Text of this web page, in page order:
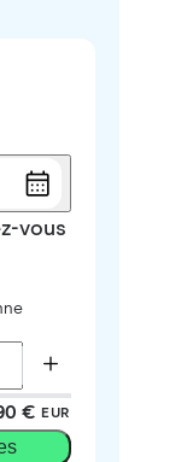
vous
€ EUR